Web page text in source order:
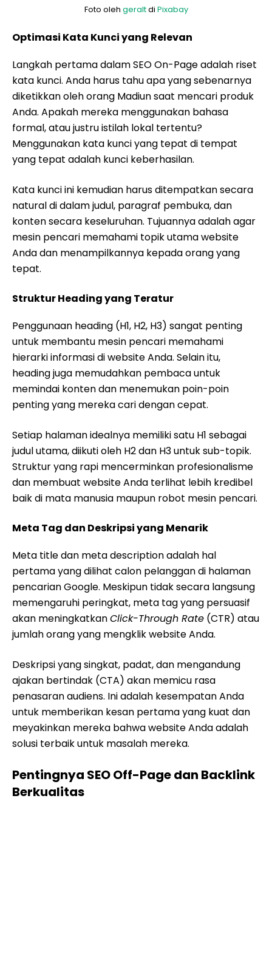
Foto oleh geraltdi Pixabay
Optimasi Kata Kunci yang Relevan
Langkah pertama dalam SEO On-Page adalah riset
kata kunci. Anda harus tahu apa yang sebenarnya
diketikkan oleh orang Madiun saat mencari produk
Anda. Apakah mereka menggunakan bahasa
formal, atau justru istilah lokal tertentu?
Menggunakan kata kunci yang tepat di tempat
yang tepat adalah kunci keberhasilan.
Kata kunci ini kemudian harus ditempatkan secara
natural di dalam judul, paragraf pembuka, dan
konten secara keseluruhan. Tujuannya adalah agar
mesin pencari memahami topik utama website
Anda dan menampilkannya kepada orang yang
tepat.
Struktur Heading yang Teratur
Penggunaan heading (H1, H2, H3) sangat penting
untuk membantu mesin pencari memahami
hierarki informasi di website Anda. Selain itu,
heading juga memudahkan pembaca untuk
memindai konten dan menemukan poin-poin
penting yang mereka cari dengan cepat.
Setiap halaman idealnya memiliki satu H1 sebagai
judul utama, diikuti oleh H2 dan H3 untuk sub-topik.
Struktur yang rapi mencerminkan profesionalisme
dan membuat website Anda terlihat lebih kredibel
baik di mata manusia maupun robot mesin pencari.
Meta Tag dan Deskripsi yang Menarik
Meta title dan meta description adalah hal
pertama yang dilihat calon pelanggan di halaman
pencarian Google. Meskipun tidak secara langsung
memengaruhi peringkat, meta tag yang persuasif
akan meningkatkanClick-Through Rate (CTR) atau
jumlah orang yang mengklik website Anda.
Deskripsi yang singkat, padat, dan mengandung
ajakan bertindak (CTA) akan memicu rasa
penasaran audiens. Ini adalah kesempatan Anda
untuk memberikan kesan pertama yang kuat dan
meyakinkan mereka bahwa website Anda adalah
solusi terbaik untuk masalah mereka.
Pentingnya SEO Off-Page dan Backlink
Berkualitas